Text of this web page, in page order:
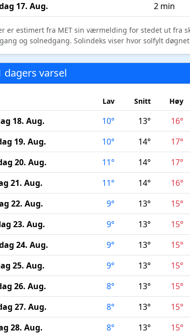
17. Aug. 2 min
er estimert fra MET sin værmelding for stedet ut fra
og solnedgang. Solindeks viser hvor solfylt
dagers varsel
Lav Snitt Høy
18. Aug. 10° 13° 16°
19. Aug.
10° 14° 17°
20. Aug.
11° 14° 17°
21. Aug.
11° 14° 16°
22. Aug.
9° 13° 15°
23. Aug.
9° 13° 15°
24. Aug.
9° 13° 15°
25. Aug.
9° 13° 15°
26. Aug.
8° 13° 15°
27. Aug.
8° 13° 15°
28. Aug.
8° 13° 15°